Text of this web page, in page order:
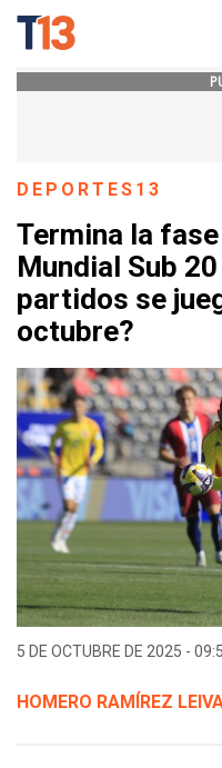
DEPORTES13
Termina la
Mundial Sub
partidos se
octubre?
5 DE OCTUBRE DE 2025 -
HOMERO RAMÍREZ